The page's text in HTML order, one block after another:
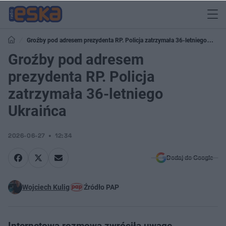
Groźby pod adresem prezydenta RP. Policja zatrzymała 36-letniego
Ukraińca
Groźby pod adresem
prezydenta RP. Policja
zatrzymała 36-letniego
Ukraińca
2026-06-27 12:34
Dodaj do Google
Wojciech Kulig Źródło PAP